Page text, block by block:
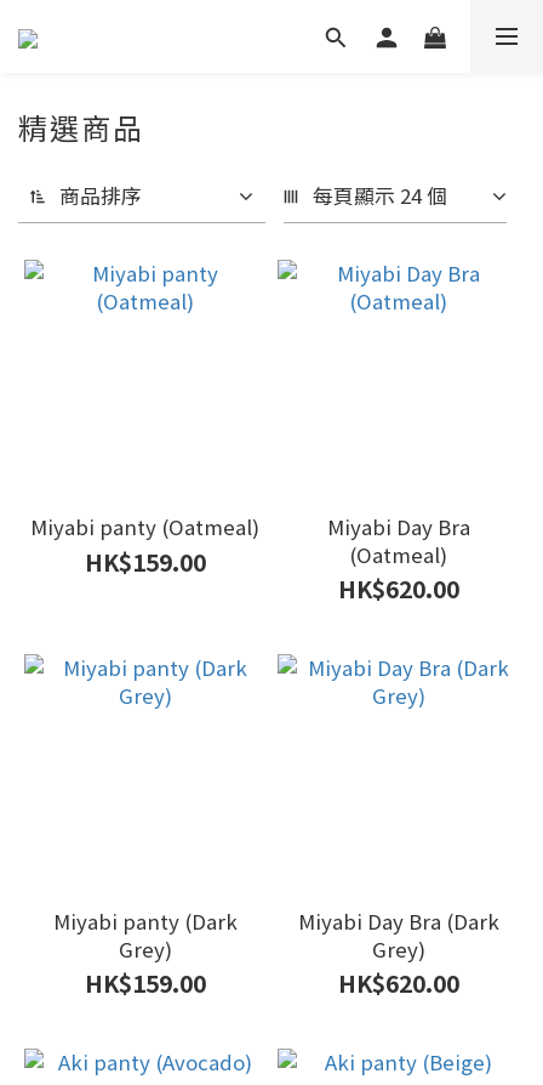
精選商品
商品排序 每頁顯示 24 個
Miyabi panty (Oatmeal)
HK$159.00
Miyabi Day Bra
(Oatmeal)
HK$620.00
Miyabi panty (Dark
Grey)
HK$159.00
Miyabi Day Bra (Dark
Grey)
HK$620.00